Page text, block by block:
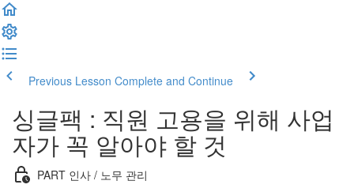
Previous Lesson Complete and Continue
싱글팩 : 직원 고용을 위해 사업
자가 꼭 알아야 할 것
PART 인사 / 노무 관리